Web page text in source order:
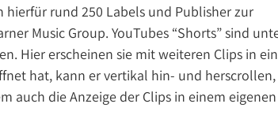
hierfür rund 250 Labels und Publisher zur
Music Group. YouTubes “Shorts” sind
Hier erscheinen sie mit weiteren Clips in
hat, kann er vertikal hin- und
auch die Anzeige der Clips in einem